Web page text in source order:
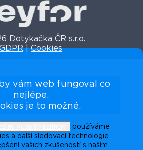
Dotykačka ČR s.r.o.
GDPR|Cookies
vám web fungoval co
nejlépe.
je to možné.
používáme
a další sledovací technologie
vašich zkušeností s naším